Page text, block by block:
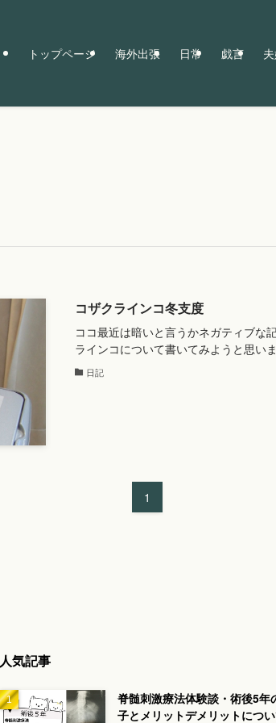
トップページ 海外出張 日常 戯言
コザクラインコ冬支度
ココ最近は暗いと言うかネガティブな
ラインコについて書いてみようと思
日記
1
人気記事
脊髄刺激療法体験談・術後5年
子とメリットデメリットにつ